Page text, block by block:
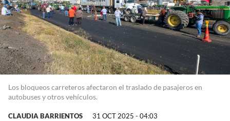
Los bloqueos carreteros afectaron el traslado de pasajeros en
autobuses y otros vehículos.
CLAUDIA BARRIENTOS 31 OCT 2025 - 04:03